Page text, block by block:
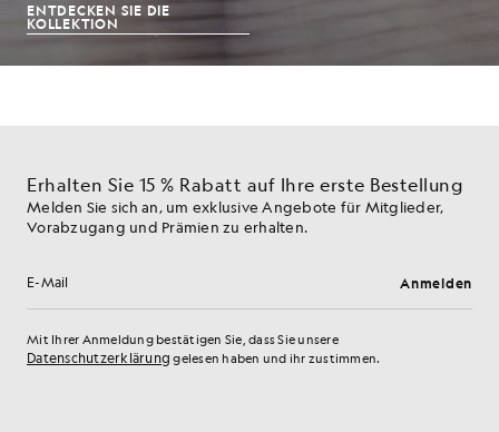
ENTDECKEN SIE DIE
KOLLEKTION
Erhalten Sie 15 % Rabatt auf Ihre erste Bestellung
Melden Sie sich an, um exklusive Angebote für Mitglieder,
Vorabzugang und Prämien zu erhalten.
E-Mail-Adresse Anmelden
Mit Ihrer Anmeldung bestätigen Sie, dass Sie unsere
Datenschutzerklärung gelesen haben und ihr zustimmen.